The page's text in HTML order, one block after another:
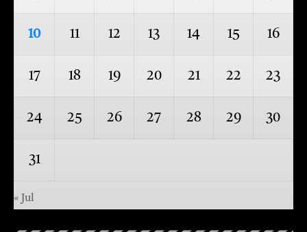
10 11 12 13 14 15 16
17 18 19 20 21 22 23
24 25 26 27 28 29 30
31
« Jul